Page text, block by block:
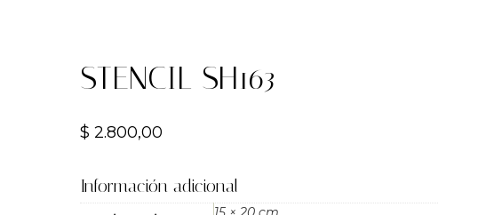
STENCIL SH163
$ 2.800,00
Información adicional